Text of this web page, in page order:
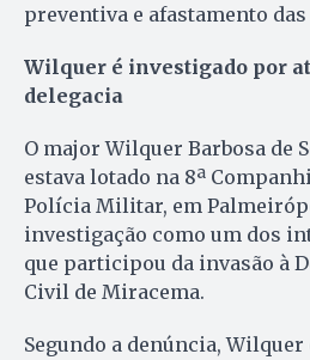
preventiva e afastamento
Wilquer é investigado por
delegacia
O major Wilquer Barbosa de
estava lotado na 8ª
Polícia Militar, em
investigação como um dos
que participou da invasão à
Civil de Miracema.
Segundo a denúncia, Wilquer